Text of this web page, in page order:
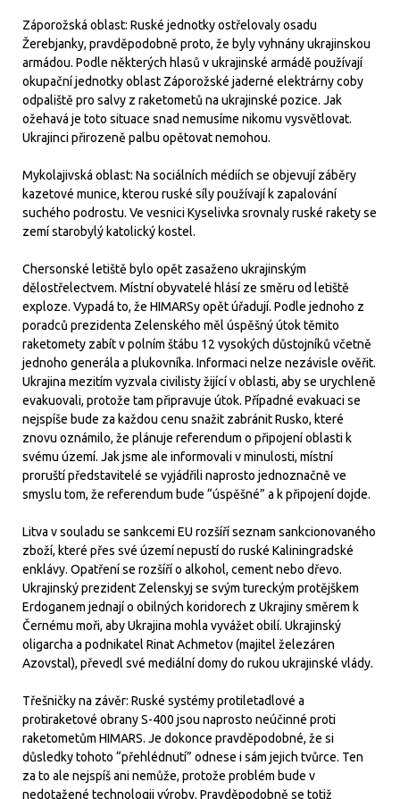
Záporožská oblast: Ruské jednotky ostřelovaly osadu
Žerebjanky, pravděpodobně proto, že byly vyhnány ukrajinskou
armádou. Podle některých hlasů v ukrajinské armádě používají
okupační jednotky oblast Záporožské jaderné elektrárny coby
odpaliště pro salvy z raketometů na ukrajinské pozice. Jak
ožehavá je toto situace snad nemusíme nikomu vysvětlovat.
Ukrajinci přirozeně palbu opětovat nemohou.
Mykolajivská oblast: Na sociálních médiích se objevují záběry
kazetové munice, kterou ruské síly používají k zapalování
suchého podrostu. Ve vesnici Kyselivka srovnaly ruské rakety se
zemí starobylý katolický kostel.
Chersonské letiště bylo opět zasaženo ukrajinským
dělostřelectvem. Místní obyvatelé hlásí ze směru od letiště
exploze. Vypadá to, že HIMARSy opět úřadují. Podle jednoho z
poradců prezidenta Zelenského měl úspěšný útok těmito
raketomety zabít v polním štábu 12 vysokých důstojníků včetně
jednoho generála a plukovníka. Informaci nelze nezávisle ověřit.
Ukrajina mezitím vyzvala civilisty žijící v oblasti, aby se urychleně
evakuovali, protože tam připravuje útok. Případné evakuaci se
nejspíše bude za každou cenu snažit zabránit Rusko, které
znovu oznámilo, že plánuje referendum o připojení oblasti k
svému území. Jak jsme ale informovali v minulosti, místní
proruští představitelé se vyjádřili naprosto jednoznačně ve
smyslu tom, že referendum bude “úspěšné” a k připojení dojde.
Litva v souladu se sankcemi EU rozšíří seznam sankcionovaného
zboží, které přes své území nepustí do ruské Kaliningradské
enklávy. Opatření se rozšíří o alkohol, cement nebo dřevo.
Ukrajinský prezident Zelenskyj se svým tureckým protějškem
Erdoganem jednají o obilných koridorech z Ukrajiny směrem k
Černému moři, aby Ukrajina mohla vyvážet obilí. Ukrajinský
oligarcha a podnikatel Rinat Achmetov (majitel železáren
Azovstal), převedl své mediální domy do rukou ukrajinské vlády.
Třešničky na závěr: Ruské systémy protiletadlové a
protiraketové obrany S-400 jsou naprosto neúčinné proti
raketometům HIMARS. Je dokonce pravděpodobné, že si
důsledky tohoto “přehlédnutí” odnese i sám jejich tvůrce. Ten
za to ale nejspíš ani nemůže, protože problém bude v
nedotažené technologii výroby. Pravděpodobně se totiž